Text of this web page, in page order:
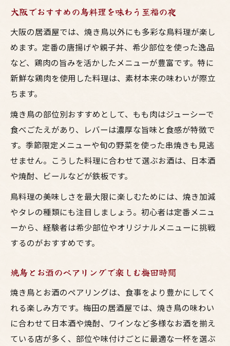
焼き鳥とお酒が合うおすすめ部位ランキン
グ
居酒屋で味わう鳥料理とお酒のペアリング
術
大阪で焼鳥好きが選ぶ部位とお酒の楽しみ
焼き鳥おすすめ部位とお酒との相性徹底解
説
居酒屋で試したい焼き鳥部位の特徴紹介
鳥料理の美味しさを堪能する知っておきたいコ
ツ
焼き鳥と鳥料理の美味しさを引き出す方法
大阪居酒屋でおすすめの焼鳥の食べ方ガイ
ド
自宅でも試せる居酒屋焼鳥の味わい方
焼き鳥おすすめ部位で味わう鳥料理の極意
希少部位まで徹底！焼き鳥人気ランキングの真
実
焼き鳥おすすめ希少部位と人気ランキング
大阪でおすすめの鳥料理を味わう至福の夜
大阪の居酒屋では、焼き鳥以外にも多彩な鳥料理が楽し
めます。定番の唐揚げや親子丼、希少部位を使った逸品
など、鶏肉の旨みを活かしたメニューが豊富です。特に
新鮮な鶏肉を使用した料理は、素材本来の味わいが際立
ちます。
焼き鳥の部位別おすすめとして、もも肉はジューシーで
食べごたえがあり、レバーは濃厚な旨味と食感が特徴で
す。季節限定メニューや旬の野菜を使った串焼きも見逃
せません。こうした料理に合わせて選ぶお酒は、日本酒
や焼酎、ビールなどが鉄板です。
鳥料理の美味しさを最大限に楽しむためには、焼き加減
やタレの種類にも注目しましょう。初心者は定番メニュ
ーから、経験者は希少部位やオリジナルメニューに挑戦
するのがおすすめです。
焼鳥とお酒のペアリングで楽しむ梅田時間
焼き鳥とお酒のペアリングは、食事をより豊かにしてく
れる楽しみ方です。梅田の居酒屋では、焼き鳥の味わい
に合わせて日本酒や焼酎、ワインなど多様なお酒を揃え
ている店が多く、部位や味付けごとに最適な一杯を選ぶ